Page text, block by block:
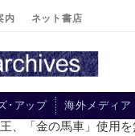
内 ネット書店
･アップ 海外メディア
、「金の馬車」使用を